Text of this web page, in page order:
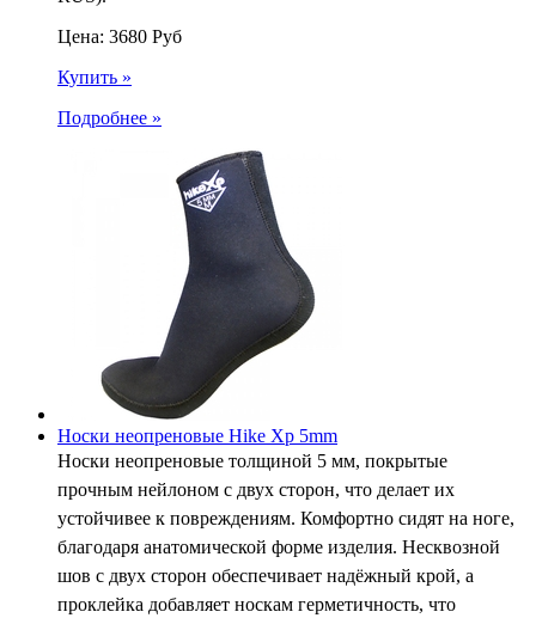
Цена: 3680 Руб
Купить »
Подробнее »
Носки неопреновые Hike Xp 5mm
Носки неопреновые толщиной 5 мм, покрытые
прочным нейлоном с двух сторон, что делает их
устойчивее к повреждениям. Комфортно сидят на ноге,
благодаря анатомической форме изделия. Несквозной
шов с двух сторон обеспечивает надёжный крой, а
проклейка добавляет носкам герметичность, что